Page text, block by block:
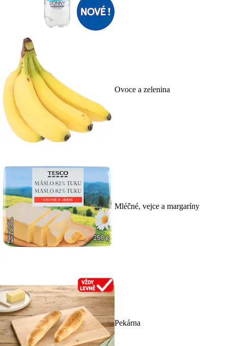
Ovoce a zelenina
Mléčné, vejce a margaríny
Pekárna